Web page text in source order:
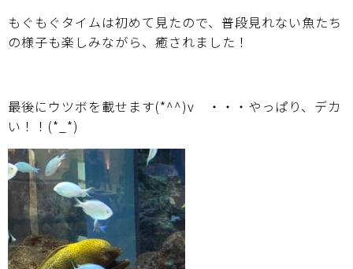
もぐもぐタイムは初めて見たので、普段見れない魚たち
の様子も楽しみながら、癒されました！
最後にウツボを載せます(*^^)v ・・・やっぱり、デカ
い！！(*_*)